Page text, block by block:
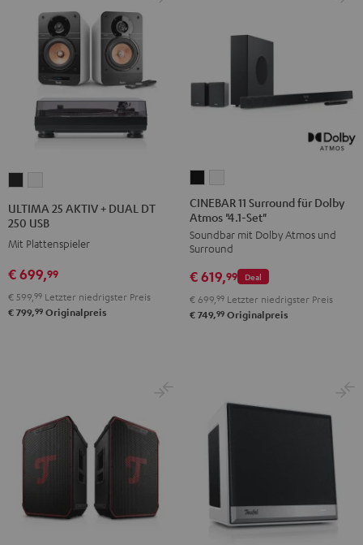
AKTIV
+
DT
250
USB
AKTIV
+
DT
250
USB
ULTIMA 25 AKTIV + DUAL DT
250 USB
Mit Plattenspieler
€ 699,99
€ 599, 99 Letzter niedrigster Preis
€ 799,99 Originalpreis
11
Surround
für
Dolby
Atmos
"4.1-
Set"
11
Surround
für
Dolby
Atmos
"4.1-
Set"
CINEBAR 11 Surround für Dolby
Atmos "4.1-Set"
Soundbar mit Dolby Atmos und
Surround
Deal
€ 619,99
€ 699,99 Letzter niedrigster Preis
€ 749,99 Originalpreis